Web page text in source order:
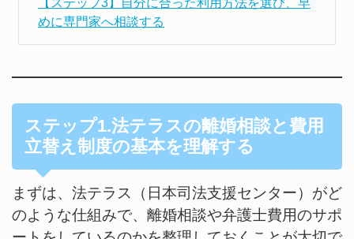
【ステップ3】自分に合った利用方法を選び、早
めに専門家へ相談する
ステップ1.法テラスの離婚相談と費用
立替え制度の基本を理解する
まずは、法テラス（日本司法支援センター）がど
のような仕組みで、離婚相談や弁護士費用のサポ